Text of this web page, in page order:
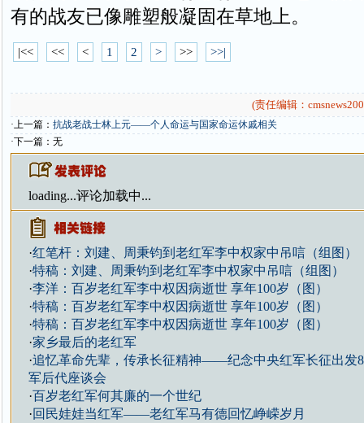
有的战友已像雕塑般凝固在草地上。
|<< << < 1 2 > >> >>|
(责任编辑：
·上一篇： 抗战老战士林上元——个人命运与国家命运休戚相关
·下一篇：无
loading...评论加载中...
·红笔杆：刘建、周秉钧到老红军李中权家中吊唁（组图）
·特稿：刘建、周秉钧到老红军李中权家中吊唁（组图）
·李洋：百岁老红军李中权因病逝世 享年100岁（图）
·特稿：百岁老红军李中权因病逝世 享年100岁（图）
·特稿：百岁老红军李中权因病逝世 享年100岁（图）
·家乡最后的老红军
·追忆革命先辈，传承长征精神——纪念中央红军长征出发
军后代座谈会
·百岁老红军何其廉的一个世纪
·回民娃娃当红军——老红军马有德回忆峥嵘岁月